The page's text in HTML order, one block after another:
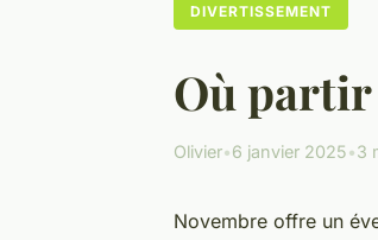
DIVERTISSEMENT
Où partir
Olivier•6 janvier 2025•3
Novembre offre un